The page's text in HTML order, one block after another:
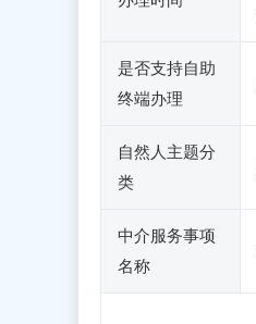
是否支持自助
终端办理
自然人主题分
类
中介服务事项
名称